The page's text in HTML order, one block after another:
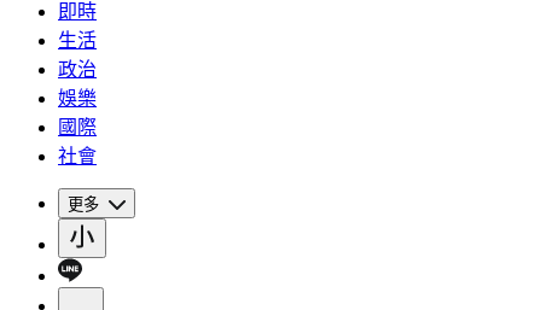
即時
生活
政治
娛樂
國際
社會
更多